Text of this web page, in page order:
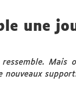
une
Mais
nouveaux